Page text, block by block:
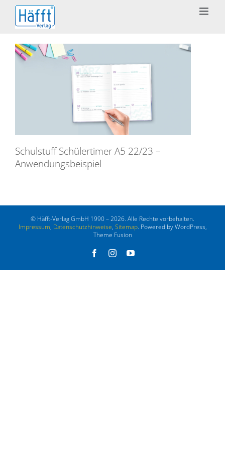
Zum
Inhalt
springen
Schulstuff Schülertimer A5 22/23 –
Anwendungsbeispiel
© Häfft-Verlag GmbH 1990 – 2026. Alle Rechte vorbehalten.
Impressum, Datenschutzhinweise, Sitemap. Powered by WordPress,
Theme Fusion
FacebookInstagramYouTube